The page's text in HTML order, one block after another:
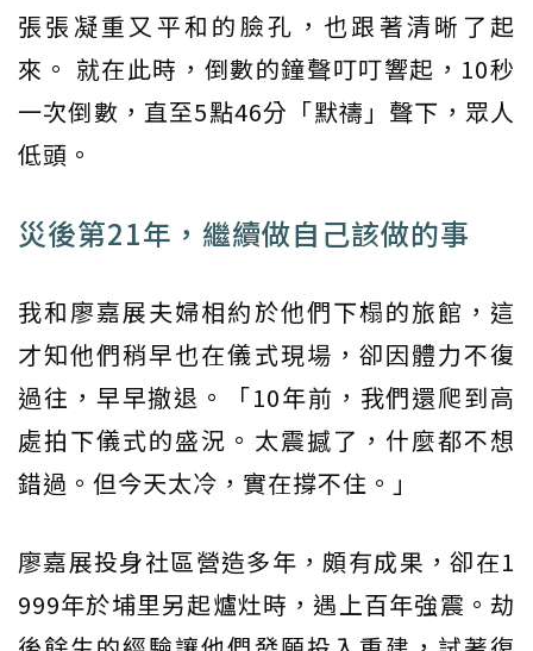
張張凝重又平和的臉孔，也跟著清晰了起
來。 就在此時，倒數的鐘聲叮叮響起，10秒
一次倒數，直至5點46分「默禱」聲下，眾人
低頭。
災後第21年，繼續做自己該做的事
我和廖嘉展夫婦相約於他們下榻的旅館，這
才知他們稍早也在儀式現場，卻因體力不復
過往，早早撤退。「10年前，我們還爬到高
處拍下儀式的盛況。太震撼了，什麼都不想
錯過。但今天太冷，實在撐不住。」
廖嘉展投身社區營造多年，頗有成果，卻在1
999年於埔里另起爐灶時，遇上百年強震。劫